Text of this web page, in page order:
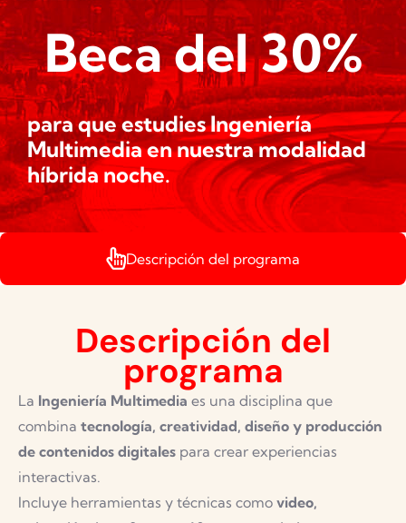
Beca del 30%
para que estudies Ingeniería
Multimedia en nuestra modalidad
híbrida noche.
Descripción del programa
Descripción del
programa
La Ingeniería Multimedia es una disciplina que
combina tecnología, creatividad, diseño y producción
de contenidos digitales para crear experiencias
interactivas.
Incluye herramientas y técnicas como video,